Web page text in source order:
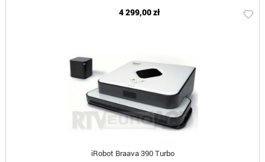
4 299,00 zł
iRobot Braava 390 Turbo